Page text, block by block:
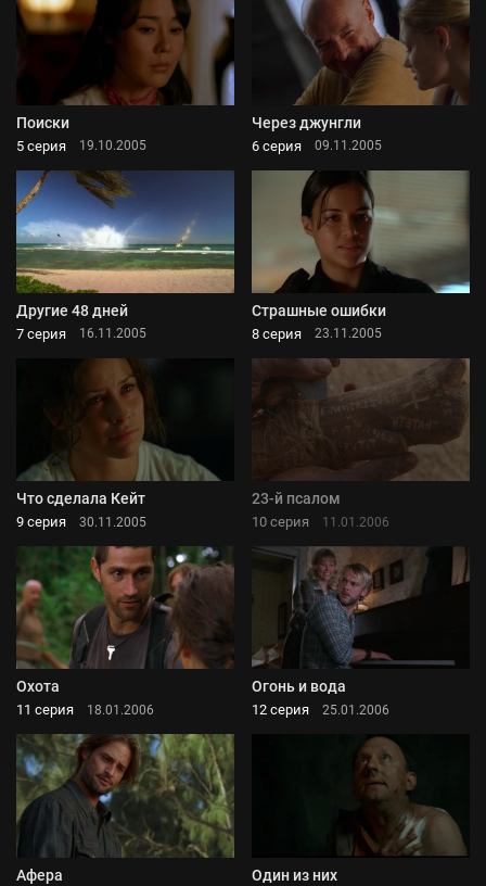
Поиски
5 серия 19.10.2005
Через джунгли
6 серия 09.11.2005
Другие 48 дней
7 серия 16.11.2005
Страшные ошибки
8 серия 23.11.2005
Что сделала Кейт
9 серия 30.11.2005
23-й псалом
10 серия 11.01.2006
Охота
11 серия 18.01.2006
Огонь и вода
12 серия 25.01.2006
Афера Один из них